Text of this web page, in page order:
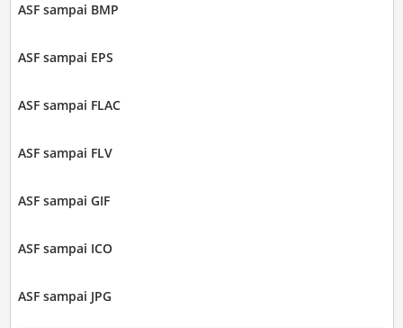
ASF sampai BMP
ASF sampai EPS
ASF sampai FLAC
ASF sampai FLV
ASF sampai GIF
ASF sampai ICO
ASF sampai JPG